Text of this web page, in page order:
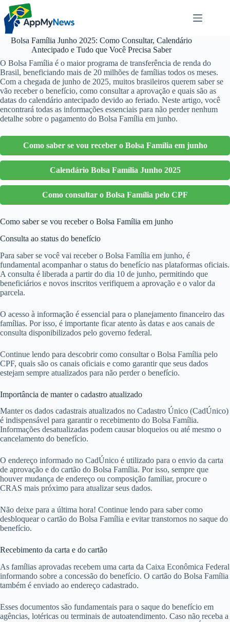
Pular
para
conteúdo
Bolsa Família Junho 2025: Como Consultar, Calendário
Antecipado e Tudo que Você Precisa Saber
O Bolsa Família é o maior programa de transferência de renda do
Brasil, beneficiando mais de 20 milhões de famílias todos os meses.
Com a chegada de junho de 2025, muitos brasileiros querem saber se
vão receber o benefício, como consultar a aprovação e quais são as
datas do calendário antecipado devido ao feriado. Neste artigo, você
encontrará todas as informações essenciais para não perder nenhum
detalhe sobre o pagamento do Bolsa Família em junho.
Como saber se vou receber o Bolsa Família em junho
Calendário Bolsa Família Junho 2025
Como consultar o Bolsa Família pelo CPF
Como saber se vou receber o Bolsa Família em junho
Consulta ao status do benefício
Para saber se você vai receber o Bolsa Família em junho, é
fundamental acompanhar o status do benefício nas plataformas oficiais.
A consulta é liberada a partir do dia 10 de junho, permitindo que
beneficiários e novos inscritos verifiquem a aprovação e o valor da
parcela.
O acesso à informação é essencial para o planejamento financeiro das
famílias. Por isso, é importante ficar atento às datas e aos canais de
consulta disponibilizados pelo governo federal.
Continue lendo para descobrir como consultar o Bolsa Família pelo
CPF, quais são os canais oficiais e como garantir que seus dados
estejam sempre atualizados para não perder o benefício.
Importância de manter o cadastro atualizado
Manter os dados cadastrais atualizados no Cadastro Único (CadÚnico)
é indispensável para garantir o recebimento do Bolsa Família.
Informações desatualizadas podem causar bloqueios ou até mesmo o
cancelamento do benefício.
O endereço informado no CadÚnico é utilizado para o envio da carta
de aprovação e do cartão do Bolsa Família. Por isso, sempre que
houver mudança de endereço ou composição familiar, procure o
CRAS mais próximo para atualizar seus dados.
Não deixe para a última hora! Continue lendo para saber como
desbloquear o cartão do Bolsa Família e evitar transtornos no saque do
benefício.
Recebimento da carta e do cartão
As famílias aprovadas recebem uma carta da Caixa Econômica Federal
informando sobre a concessão do benefício. O cartão do Bolsa Família
também é enviado ao endereço cadastrado.
Esses documentos são fundamentais para o saque do benefício em
agências, lotéricas ou terminais de autoatendimento. Caso não receba a